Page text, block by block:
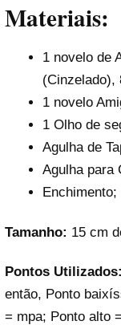
Materiais:
1 novelo de
(Cinzelado),
1 novelo
1 Olho de
Agulha de
Agulha para
Enchimento;
Tamanho: 15 cm
Pontos Utilizados:
então, Ponto
= mpa; Ponto alto